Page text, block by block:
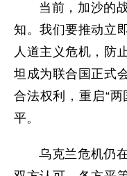
当前，加沙的
知。我们要推动立
人道主义危机，防
坦成为联合国正式
合法权利，重启“
平。
乌克兰危机仍